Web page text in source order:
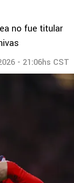
no fue titular
- 21:06hs CST